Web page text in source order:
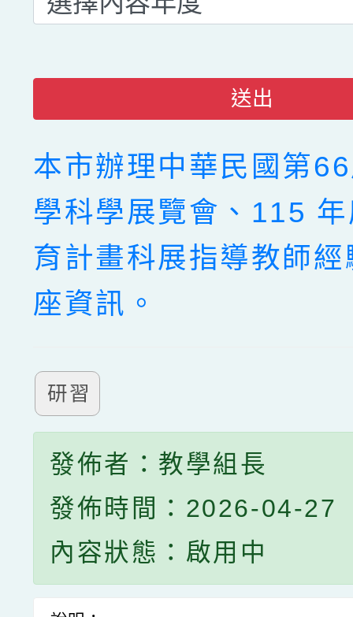
送出
本市辦理中華民國第
學科學展覽會、115
育計畫科展指導教師
座資訊。
研習
發佈者：教學組長
發佈時間：2026-04-27
內容狀態：啟用中